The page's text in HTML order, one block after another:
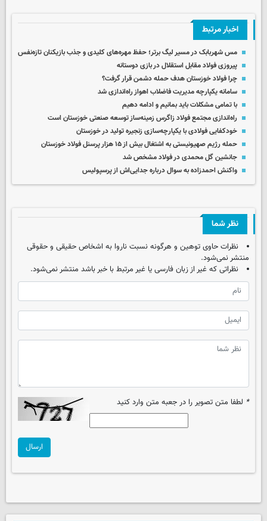
اخبار مرتبط
مس شهربابک در مسیر لیگ برتر؛ حفظ مهره‌های کلیدی و جذب بازیکنان تازه‌نفس
پیروزی فولاد مقابل استقلال در بازی دوستانه
چرا فولاد خوزستان هدف حمله دشمن قرار گرفت؟
سامانه یکپارچه مدیریت فاضلاب اهواز راه‌اندازی شد
با تمامی مشکلات باید بمانیم و ادامه دهیم
راه‌اندازی مجتمع فولاد زاگرس زمینه‌ساز توسعه صنعتی خوزستان است
خودکفایی فولادی با یکپارچه‌سازی زنجیره تولید در خوزستان
حمله رژیم صهیونیستی به اشتغال بیش از ۱۵ هزار پرسنل فولاد خوزستان
جانشین گل محمدی در فولاد مشخص شد
واکنش احمدزاده به سوال درباره جدایی‌اش از پرسپولیس
نظر شما
نظرات حاوی توهین و هرگونه نسبت ناروا به اشخاص حقیقی و حقوقی
منتشر نمی‌شود.
نظراتی که غیر از زبان فارسی یا غیر مرتبط با خبر باشد منتشر نمی‌شود.
* لطفا متن تصویر را در جعبه متن وارد کنید
ارسال